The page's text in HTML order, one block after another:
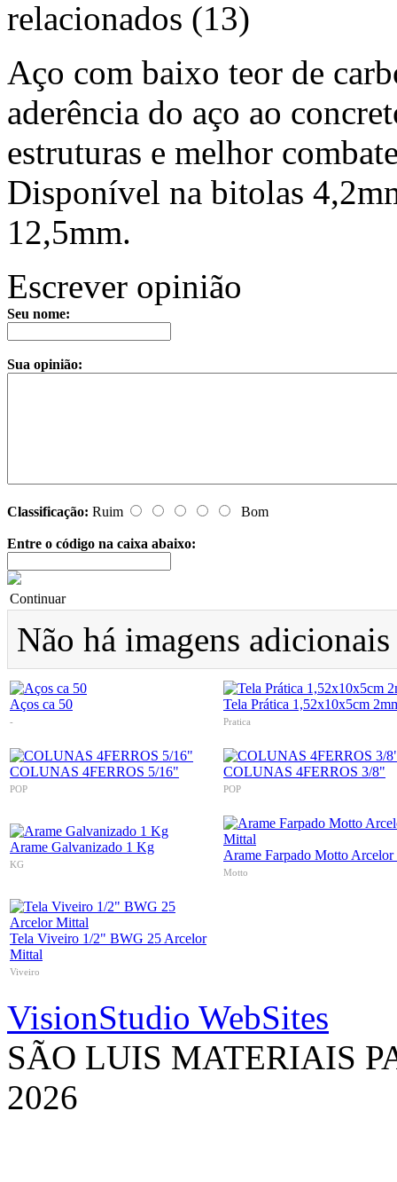
relacionados (13)
Aço com baixo teor de
aderência do aço ao
estruturas e melhor
Disponível na bitolas
12,5mm.
Escrever opinião
Seu nome:
Sua opinião:
Classificação: Ruim Bom
Entre o código na caixa abaixo:
Continuar
Não há imagens
Aços ca 50
-
Tela Prática 1,52x10x5cm
Pratica
COLUNAS 4FERROS 5/16"
POP
COLUNAS 4FERROS 3/8"
POP
Arame Galvanizado 1 Kg
KG
Arame Farpado Motto
Motto
Tela Viveiro 1/2" BWG 25 Arcelor
Mittal
Viveiro
VisionStudio WebSites
SÃO LUIS MATERIAIS
2026